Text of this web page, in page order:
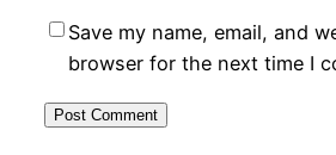
Save my name, email, and
browser for the next time I